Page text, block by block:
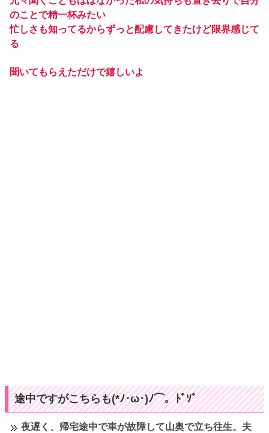
のことで精一杯みたい
忙しさも知ってるからずっと配慮してきたけど限界感じて
る
聞いてもらえただけで嬉しいよ
途中ですがこちらも(*ﾉ･ω･)ﾉ⌒。ﾄﾞｿﾞ
夜遅く、帰宅途中で車が故障して山奥で立ち往生。夫